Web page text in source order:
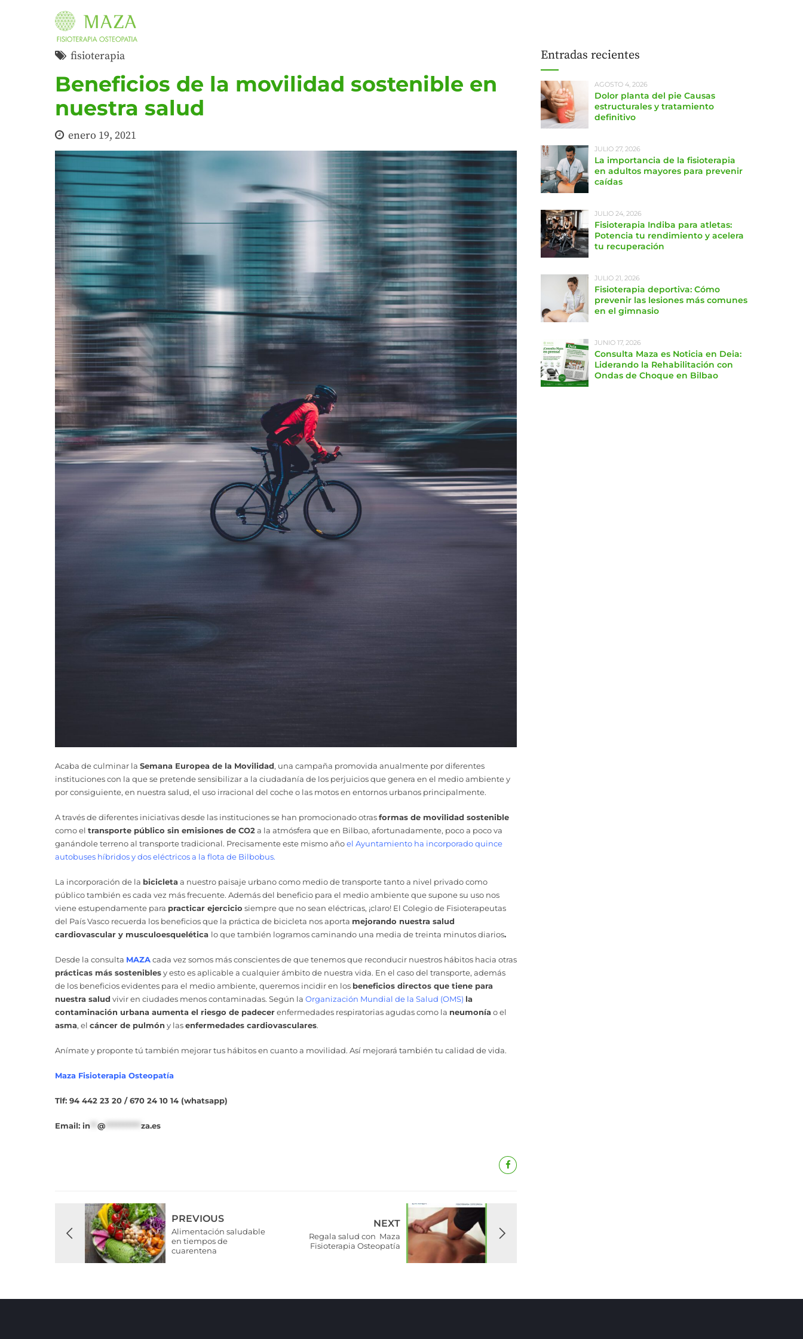
fisioterapia
Beneficios de la movilidad sostenible en
nuestra salud
enero 19, 2021
Acaba de culminar la Semana Europea de la Movilidad, una campaña promovida anualmente por diferentes
instituciones con la que se pretende sensibilizar a la ciudadanía de los perjuicios que genera en el medio ambiente y
por consiguiente, en nuestra salud, el uso irracional del coche o las motos en entornos urbanos principalmente.
A través de diferentes iniciativas desde las instituciones se han promocionado otrasformas de movilidad sostenible
como el transporte público sin emisiones de CO2a la atmósfera que en Bilbao, afortunadamente, poco a poco va
ganándole terreno al transporte tradicional. Precisamente este mismo añoel Ayuntamiento ha incorporado quince
autobuses híbridos y dos eléctricos a la flota de Bilbobus.
La incorporación de la bicicletaa nuestro paisaje urbano como medio de transporte tanto a nivel privado como
público también es cada vez más frecuente. Además del beneficio para el medio ambiente que supone su uso nos
viene estupendamente para practicar ejercicio siempre que no sean eléctricas, ¡claro! El Colegio de Fisioterapeutas
del País Vasco recuerda los beneficios que la práctica de bicicleta nos aporta mejorando nuestra salud
cardiovascular y musculoesquelética lo que también logramos caminando una media de treinta minutos diarios.
Desde la consulta MAZAcada vez somos más conscientes de que tenemos que reconducir nuestros hábitos hacia otras
prácticas más sosteniblesy esto es aplicable a cualquier ámbito de nuestra vida. En el caso del transporte, además
de los beneficios evidentes para el medio ambiente, queremos incidir en los beneficios directos que tiene para
nuestra salud vivir en ciudades menos contaminadas. Según la Organización Mundial de la Salud (OMS) la
contaminación urbana aumenta el riesgo de padecerenfermedades respiratorias agudas como la neumoníao el
asma, el cáncer de pulmón y lasenfermedades cardiovasculares.
Anímate y proponte tú también mejorar tus hábitos en cuanto a movilidad. Así mejorará también tu calidad de vida.
Maza Fisioterapia Osteopatía
Tlf: 94 442 23 20 / 670 24 10 14 (whatsapp)
Email: in @ za.es
PREVIOUS
Alimentación saludable
en tiempos de
cuarentena
NEXT
Regala salud con Maza
Fisioterapia Osteopatía
Entradas recientes
AGOSTO 4, 2026
Dolor planta del pie Causas
estructurales y tratamiento
definitivo
JULIO 27, 2026
La importancia de la fisioterapia
en adultos mayores para prevenir
caídas
JULIO 24, 2026
Fisioterapia Indiba para atletas:
Potencia tu rendimiento y acelera
tu recuperación
JULIO 21, 2026
Fisioterapia deportiva: Cómo
prevenir las lesiones más comunes
en el gimnasio
JUNIO 17, 2026
Consulta Maza es Noticia en Deia:
Liderando la Rehabilitación con
Ondas de Choque en Bilbao